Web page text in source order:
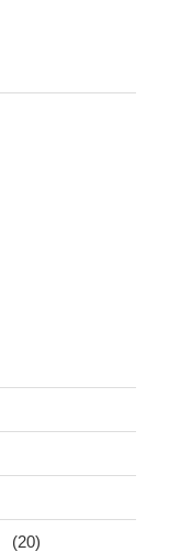
(20)